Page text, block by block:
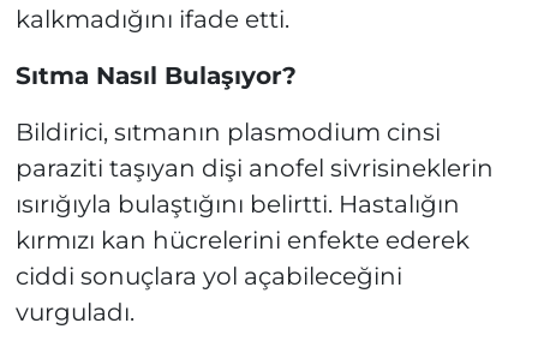
kalkmadığını ifade etti.
Sıtma Nasıl Bulaşıyor?
Bildirici, sıtmanın plasmodium cinsi
paraziti taşıyan dişi anofel sivrisineklerin
ısırığıyla bulaştığını belirtti. Hastalığın
kırmızı kan hücrelerini enfekte ederek
ciddi sonuçlara yol açabileceğini
vurguladı.